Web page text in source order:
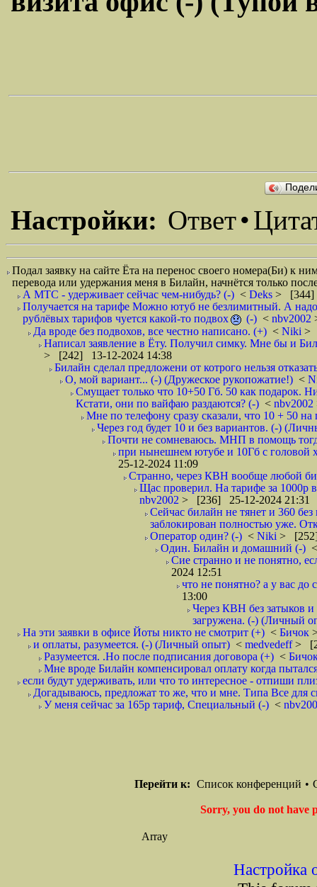
Настройки: Ответ•
Подал заявку на сайте Ёта на перенос своего номера(Би) к
перевода или удержания меня в Билайн, начнётся только
А МТС - удерживает сейчас чем-нибудь? (-) < Deks > [344]
Получается на тарифе Можно ютуб не безлимитный. А
рублёвых тарифов чуется какой-то подвох
(-) < nbv2002
Да вроде без подвохов, все честно написано. (+) < Niki >
Написал заявление в Ёту. Получил симку. Мне бы и
> [242] 13-12-2024 14:38
Билайн сделал предложени от котрого нельзя
О, мой вариант... (-) (Дружеское рукопожатие!) <
Смущает только что 10+50 Гб. 50 как подарок.
Кстати, они по вайфаю раздаются? (-) < nbv2002
Мне по телефону сразу сказали, что 10 + 50
Через год будет 10 и без вариантов. (-)
Почти не сомневаюсь. МНП в помощь
при нынешнем ютубе и 10Гб с головой
25-12-2024 11:09
Странно, через КВН вообще любой
Щас проверил. На тарифе за 1000р
nbv2002 > [236] 25-12-2024 21:31
Сейчас билайн не тянет и 360
заблокирован полностью уже.
Оператор один? (-) < Niki >
Один. Билайн и домашний (-)
Сие странно и не понятно,
2024 12:51
что не понятно? а у вас до
13:00
Через КВН без затыков и
загружена. (-) (Личный
На эти заявки в офисе Йоты никто не смотрит (+) < Бичок
и оплаты, разумеется. (-) (Личный опыт) < medvedeff>
Разумеется. .Но после подписания договора (+) <
Мне вроде Билайн компенсировал оплату когда
если будут удерживать, или что то интересное - отпиши
Догадываюсь, предложат то же, что и мне. Типа Все для
У меня сейчас за 165р тариф, Специальный (-) <
Перейти к: Список конференций •
Sorry, you do not have
Array
Настройка